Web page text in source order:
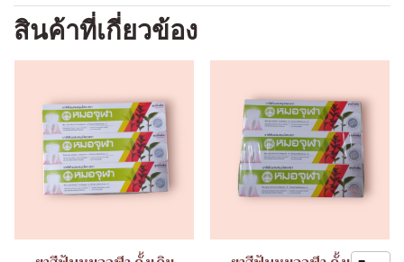
สินค้าที่เกี่ยวข้อง